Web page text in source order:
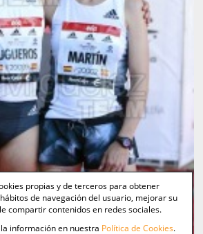
propias y de terceros para obtener
de navegación del usuario, mejorar su
compartir contenidos en redes sociales.
información en nuestra Política de Cookies.